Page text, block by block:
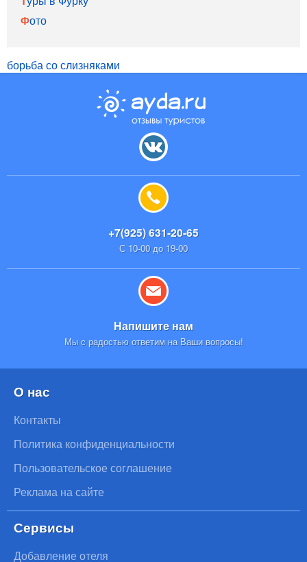
Фото
борьба со слизняками
+7(925) 631-20-65
С 10-00 до 19-00
Напишите нам
Мы с радостью ответим на Ваши вопросы!
О нас
Контакты
Политика конфиденциальности
Пользовательское соглашение
Реклама на сайте
Сервисы
Добавление отеля